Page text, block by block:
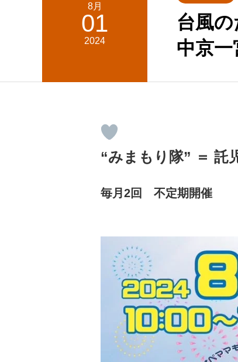
8月
01
2024
台風
中京
“みまもり隊” ＝ 託
毎月2回 不定期開催